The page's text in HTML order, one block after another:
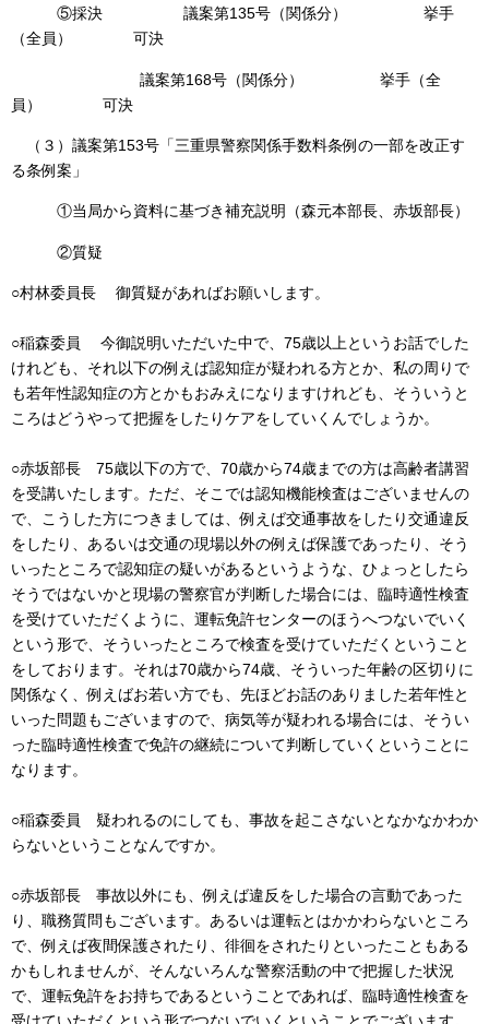
⑤採決 議案第135号（関係分） 挙手
（全員） 可決
議案第168号（関係分） 挙手（全
員） 可決
（３）議案第153号「三重県警察関係手数料条例の一部を改正す
る条例案」
①当局から資料に基づき補充説明（森元本部長、赤坂部長）
②質疑
○村林委員長 御質疑があればお願いします。
○稲森委員 今御説明いただいた中で、75歳以上というお話でした
けれども、それ以下の例えば認知症が疑われる方とか、私の周りで
も若年性認知症の方とかもおみえになりますけれども、そういうと
ころはどうやって把握をしたりケアをしていくんでしょうか。
○赤坂部長 75歳以下の方で、70歳から74歳までの方は高齢者講習
を受講いたします。ただ、そこでは認知機能検査はございませんの
で、こうした方につきましては、例えば交通事故をしたり交通違反
をしたり、あるいは交通の現場以外の例えば保護であったり、そう
いったところで認知症の疑いがあるというような、ひょっとしたら
そうではないかと現場の警察官が判断した場合には、臨時適性検査
を受けていただくように、運転免許センターのほうへつないでいく
という形で、そういったところで検査を受けていただくということ
をしております。それは70歳から74歳、そういった年齢の区切りに
関係なく、例えばお若い方でも、先ほどお話のありました若年性と
いった問題もございますので、病気等が疑われる場合には、そうい
った臨時適性検査で免許の継続について判断していくということに
なります。
○稲森委員 疑われるのにしても、事故を起こさないとなかなかわか
らないということなんですか。
○赤坂部長 事故以外にも、例えば違反をした場合の言動であった
り、職務質問もございます。あるいは運転とはかかわらないところ
で、例えば夜間保護されたり、徘徊をされたりといったこともある
かもしれませんが、そんないろんな警察活動の中で把握した状況
で、運転免許をお持ちであるということであれば、臨時適性検査を